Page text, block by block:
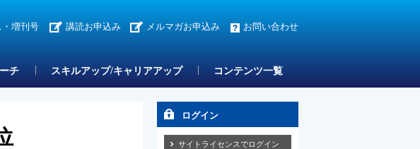
増刊号 講読お申込み メルマガお申込み お問い合わせ
チ スキルアップ/キャリアアップ コンテンツ一覧
ログイン
サイトライセンスでログイン